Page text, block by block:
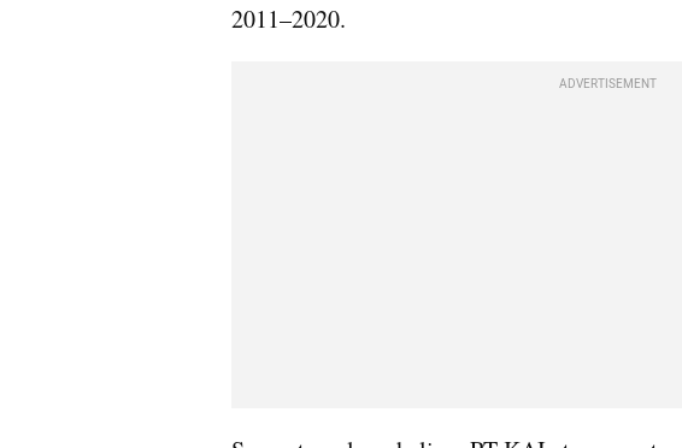
2011–2020.
ADVERTISEMENT